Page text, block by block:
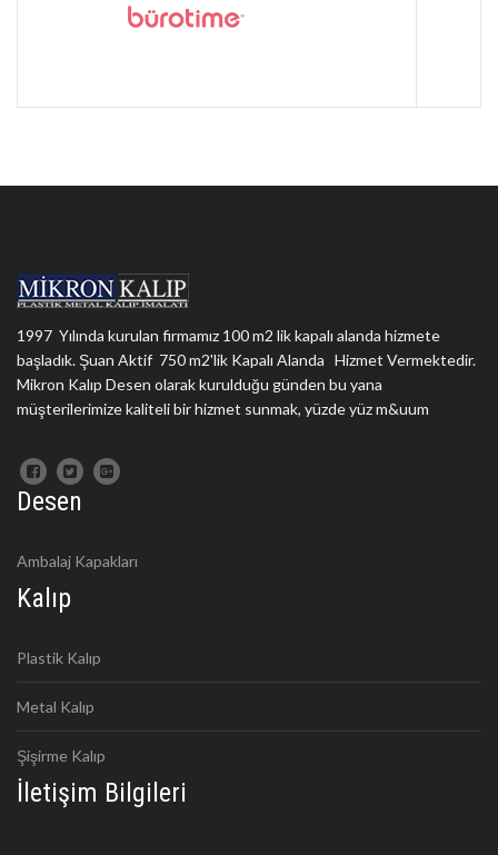
1997 Yılında kurulan firmamız 100 m2 lik kapalı alanda hizmete
başladık. Şuan Aktif 750 m2'lik Kapalı Alanda Hizmet Vermektedir.
Mikron Kalıp Desen olarak kurulduğu günden bu yana
müşterilerimize kaliteli bir hizmet sunmak, yüzde yüz m&uum
Desen
Ambalaj Kapakları
Kalıp
Plastik Kalıp
Metal Kalıp
Şişirme Kalıp
İletişim Bilgileri